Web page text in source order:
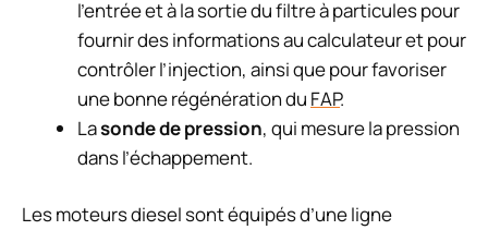
l’entrée et à la sortie du filtre à particules pour
fournir des informations au calculateur et pour
contrôler l’injection, ainsi que pour favoriser
une bonne régénération du FAP.
Lasonde de pression, qui mesure la pression
dans l’échappement.
Les moteurs diesel sont équipés d’une ligne